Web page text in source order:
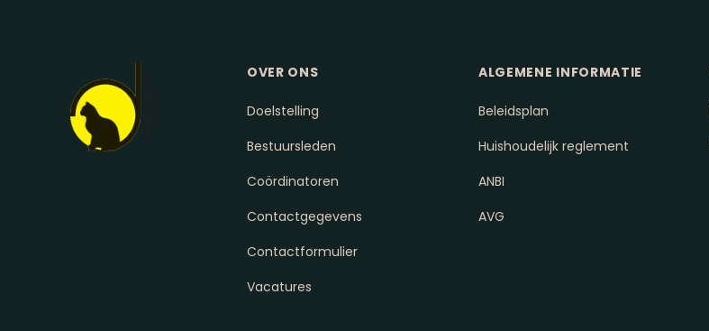
OVER ONS
Doelstelling
Bestuursleden
Coördinatoren
Contactgegevens
Contactformulier
Vacatures
ALGEMENE INFORMATIE
Beleidsplan
Huishoudelijk reglement
ANBI
AVG